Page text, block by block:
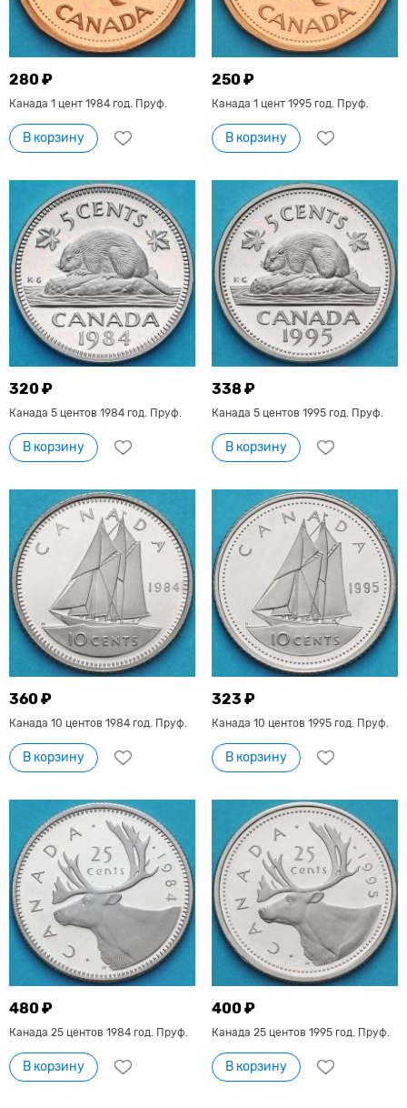
280 ₽
Канада 1 цент 1984 год. Пруф.
В корзину
250 ₽
Канада 1 цент 1995 год. Пруф.
В корзину
320 ₽
Канада 5 центов 1984 год. Пруф.
В корзину
338 ₽
Канада 5 центов 1995 год. Пруф.
В корзину
360 ₽
Канада 10 центов 1984 год. Пруф.
В корзину
323 ₽
Канада 10 центов 1995 год. Пруф.
В корзину
480 ₽
Канада 25 центов 1984 год. Пруф.
В корзину
400 ₽
Канада 25 центов 1995 год. Пруф.
В корзину